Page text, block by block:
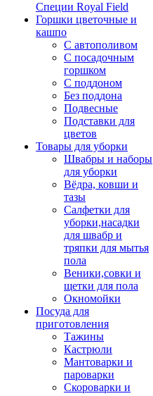
Специи Royal Field
Горшки цветочные и
кашпо
С автополивом
С посадочным
горшком
С поддоном
Без поддона
Подвесные
Подставки для
цветов
Товары для уборки
Швабры и наборы
для уборки
Вёдра, ковши и
тазы
Салфетки для
уборки,насадки
для швабр и
тряпки для мытья
пола
Веники,совки и
щетки для пола
Окномойки
Посуда для
приготовления
Тажины
Кастрюли
Мантоварки и
пароварки
Скороварки и